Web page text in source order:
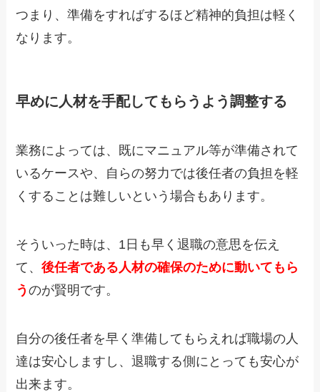
つまり、準備をすればするほど精神的負担は軽く
なります。
早めに人材を手配してもらうよう調整する
業務によっては、既にマニュアル等が準備されて
いるケースや、自らの努力では後任者の負担を軽
くすることは難しいという場合もあります。
そういった時は、1日も早く退職の意思を伝え
て、後任者である人材の確保のために動いてもら
うのが賢明です。
自分の後任者を早く準備してもらえれば職場の人
達は安心しますし、退職する側にとっても安心が
出来ます。